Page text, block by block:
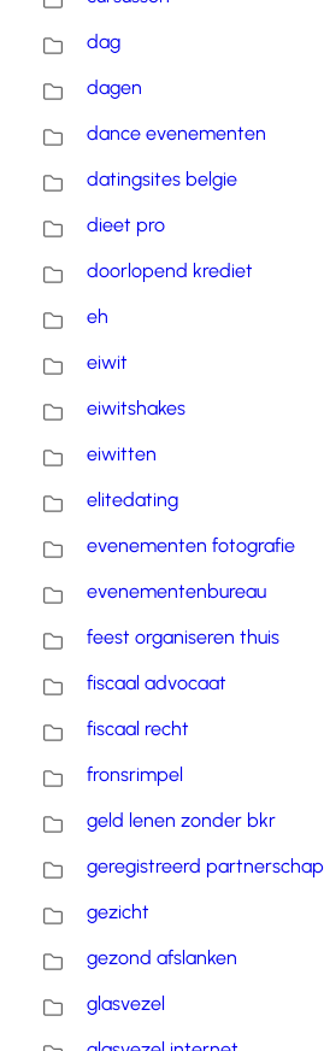
dag
dagen
dance evenementen
datingsites belgie
dieet pro
doorlopend krediet
eh
eiwit
eiwitshakes
eiwitten
elitedating
evenementen fotografie
evenementenbureau
feest organiseren thuis
fiscaal advocaat
fiscaal recht
fronsrimpel
geld lenen zonder bkr
geregistreerd partnerschap
gezicht
gezond afslanken
glasvezel